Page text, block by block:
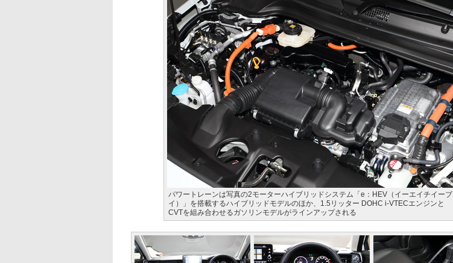
パワートレーンは写真の2モーターハイブリッドシステム「e：HEV（イーエイチイーブ
イ）」を搭載するハイブリッドモデルのほか、1.5リッター DOHC i-VTECエンジンと
CVTを組み合わせるガソリンモデルがラインアップされる